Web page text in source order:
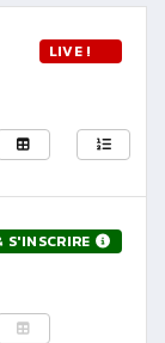
LIVE !
S'INSCRIRE